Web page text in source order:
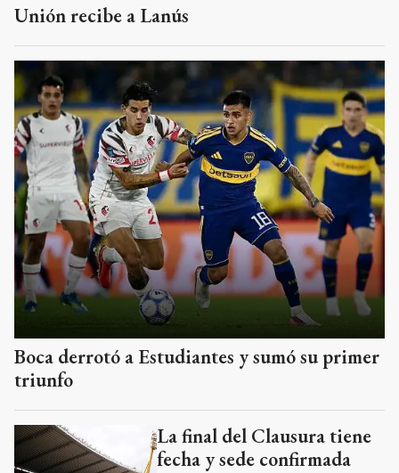
Unión recibe a Lanús
Boca derrotó a Estudiantes y sumó su primer
triunfo
La final del Clausura tiene
fecha y sede confirmada